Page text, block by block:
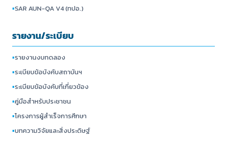
▪SAR AUN-QA V4 (ทปอ.)
รายงาน/ระเบียบ
▪รายงานงบทดลอง
▪ระเบียบข้อบังคับสถาบันฯ
▪ระเบียบข้อบังคับที่เกี่ยวข้อง
▪คู่มือสำหรับประชาชน
▪โครงการผู้สำเร็จการศึกษา
▪บทความวิจัยและสิ่งประดิษฐ์